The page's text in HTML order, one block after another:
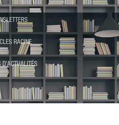
RACINE
D'ACTUALITÉS